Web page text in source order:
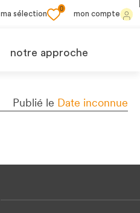
ma sélection
0
mon compte
notre approche
Publié le Date inconnue